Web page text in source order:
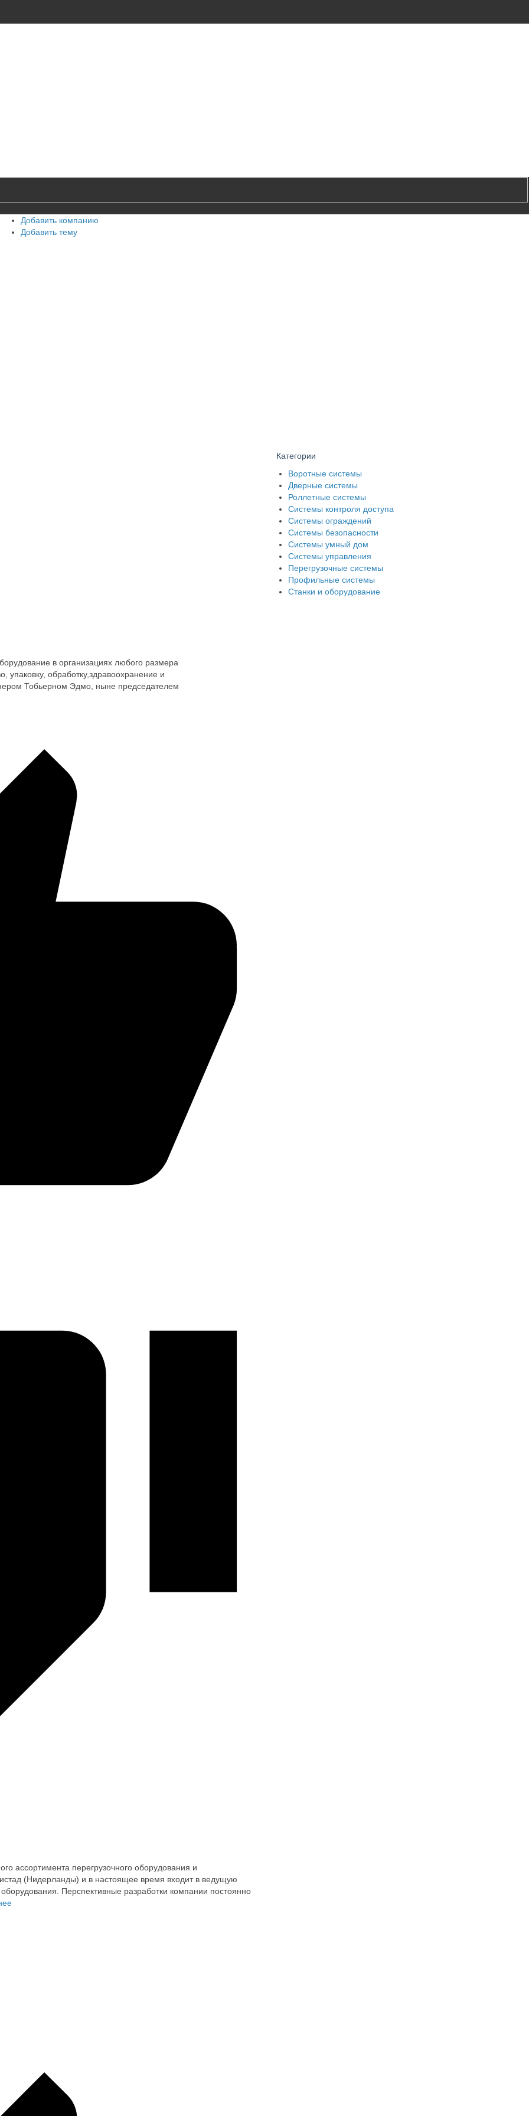
Добавить компанию
Добавить тему
в организациях любого размера
обработку,здравоохранение и
Тобьерном Эдмо, ныне председателем
ассортимента перегрузочного оборудования и
(Нидерланды) и в настоящее время входит в ведущую
Перспективные разработки компании постоянно
Категории
Воротные системы
Дверные системы
Роллетные системы
Системы контроля доступа
Системы ограждений
Системы безопасности
Системы умный дом
Системы управления
Перегрузочные системы
Профильные системы
Станки и оборудование